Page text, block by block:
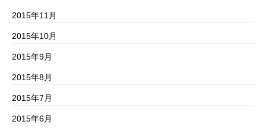
2015年11月
2015年10月
2015年9月
2015年8月
2015年7月
2015年6月